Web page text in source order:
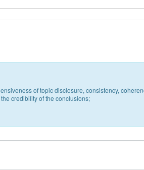
of topic disclosure, consistency,
credibility of the conclusions;